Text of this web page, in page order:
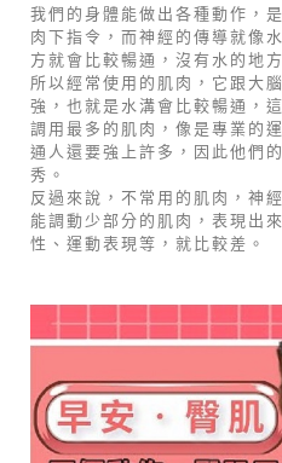
我們的身體能做出各種動作，
肉下指令，而神經的傳導就像
方就會比較暢通，沒有水的地
所以經常使用的肌肉，它跟大
強，也就是水溝會比較暢通，
調用最多的肌肉，像是專業的
通人還要強上許多，因此他們
秀。
反過來說，不常用的肌肉，神
能調動少部分的肌肉，表現出
性、運動表現等，就比較差。